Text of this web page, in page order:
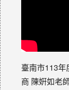
臺南市113
商 陳姸如老